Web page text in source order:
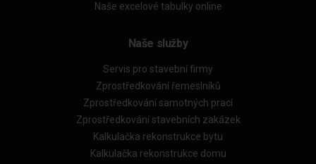
Naše excelové tabulky online
Naše služby
Servis pro stavební firmy
Zprostředkování řemeslníků
Zprostředkování samotných prací
Zprostředkování stavebních zakázek
Kalkulačka rekonstrukce bytu
Kalkulačka rekonstrukce domu